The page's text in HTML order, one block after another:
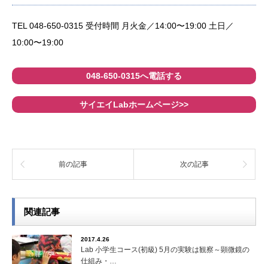
TEL 048-650-0315 受付時間 月火金／14:00〜19:00 土日／
10:00〜19:00
048-650-0315へ電話する
サイエイLabホームページ>>
前の記事 次の記事
関連記事
2017.4.26
Lab 小学生コース(初級) 5月の実験は観察～顕微鏡の
仕組み・…